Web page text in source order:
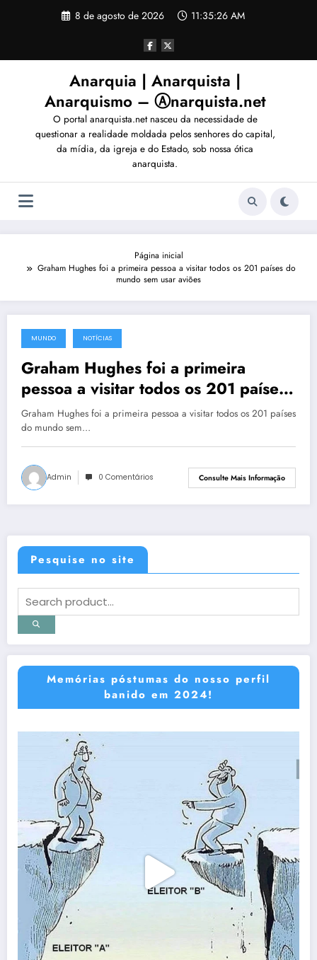
8 de agosto de 2026 11:35:29 AM
Anarquia | Anarquista |
Anarquismo – Ⓐnarquista.net
O portal anarquista.net nasceu da necessidade de
questionar a realidade moldada pelos senhores do capital,
da mídia, da igreja e do Estado, sob nossa ótica
anarquista.
Página inicial
Graham Hughes foi a primeira pessoa a visitar todos os 201 países do
mundo sem usar aviões
11 de setembro de 2013
MUNDO NOTÍCIAS
Graham Hughes foi a primeira
pessoa a visitar todos os 201 países
do mundo sem usar aviões
Graham Hughes foi a primeira pessoa a visitar todos os 201 países
do mundo sem…
Admin 0 Comentários Consulte Mais Informação
Pesquise no site
Memórias póstumas do nosso perfil
banido em 2024!